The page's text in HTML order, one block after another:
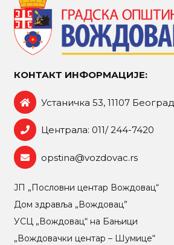
КОНТАКТ ИНФОРМАЦИЈЕ:
Устаничка 53, 11107 Београд
Централа: 011/ 244-7420
opstina@vozdovac.rs
ЈП „Пословни центар Вождовац“
Дом здравља „Вождовац”
УСЦ „Вождовац“ на Бањици
„Вождовачки центар – Шумице“